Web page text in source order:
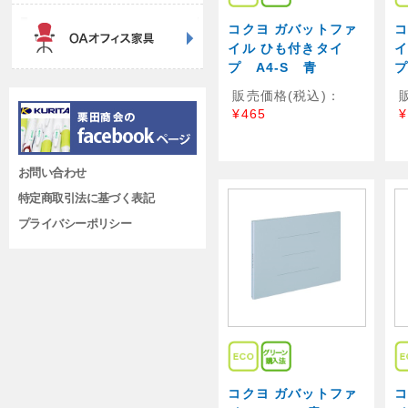
お問い合わせ
特定商取引法に基づく表記
プライバシーポリシー
コクヨ ガバットファ
イル ひも付きタイ
プ A4-S 青
販売価格(税込)：
¥465
コクヨ ガバットファ